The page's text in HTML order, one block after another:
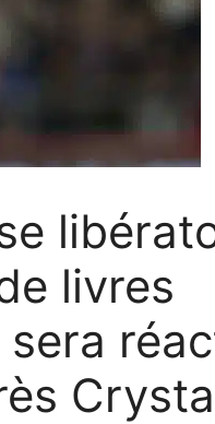
livres
sera